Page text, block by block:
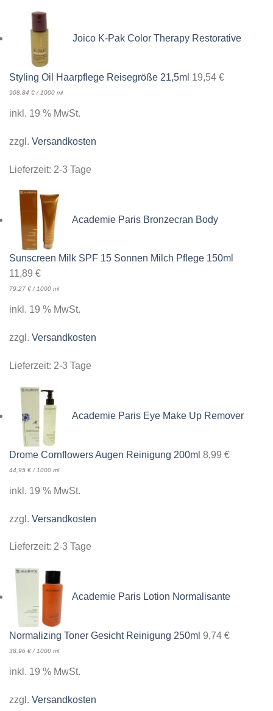
Joico K-Pak Color Therapy Restorative
Styling Oil Haarpflege Reisegröße 21,5ml 19,54 €
908,84 € / 1000 ml
inkl. 19 % MwSt.
zzgl. Versandkosten
Lieferzeit: 2-3 Tage
Academie Paris Bronzecran Body
Sunscreen Milk SPF 15 Sonnen Milch Pflege 150ml
11,89 €
79,27 €/1000 ml
inkl. 19 % MwSt.
zzgl. Versandkosten
Lieferzeit: 2-3 Tage
Academie Paris Eye Make Up Remover
Drome Cornflowers Augen Reinigung 200ml 8,99 €
44,95 € / 1000 ml
inkl. 19 % MwSt.
zzgl. Versandkosten
Lieferzeit: 2-3 Tage
Academie Paris Lotion Normalisante
Normalizing Toner Gesicht Reinigung 250ml 9,74 €
38,96 € / 1000 ml
inkl. 19 % MwSt.
zzgl. Versandkosten